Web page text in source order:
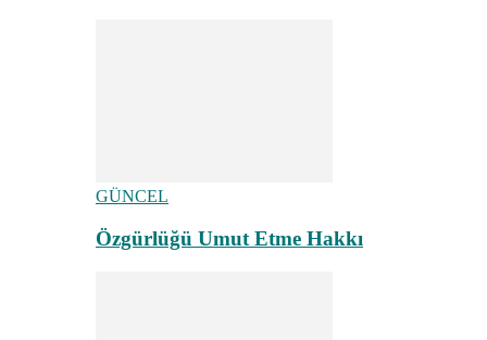
GÜNCEL
Özgürlüğü Umut Etme Hakkı